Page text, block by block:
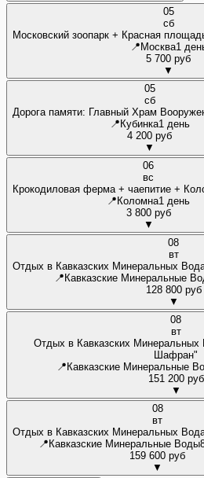
05
сб
Московский зоопарк + Красная
📍Москва1
5 700 руб
▼
05
сб
Дорога памяти: Главный Храм
📍Кубинка1 день
4 200 руб
▼
06
вс
Крокодиловая ферма + чаепитие +
📍Коломна1 день
3 800 руб
▼
08
вт
Отдых в Кавказских Минеральных
📍Кавказские Минеральные
128 800 руб
▼
08
вт
Отдых в Кавказских Минеральных
Шафран"
📍Кавказские Минеральные
151 200 руб
▼
08
вт
Отдых в Кавказских Минеральных
📍Кавказские Минеральные Воды
159 600 руб
▼